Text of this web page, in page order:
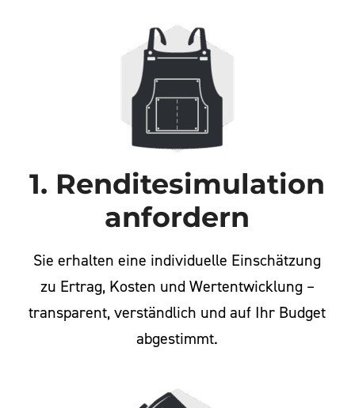
1. Renditesimulation
anfordern
Sie erhalten eine individuelle Einschätzung
zu Ertrag, Kosten und Wertentwicklung –
transparent, verständlich und auf Ihr Budget
abgestimmt.